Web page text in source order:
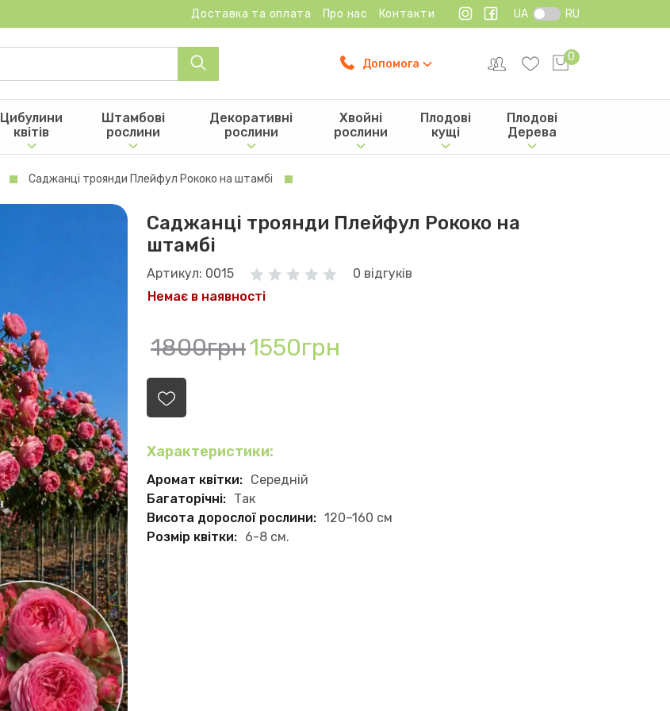
Доставка та оплата Про нас Контакти UA RU
Допомога
0
Цибулини
квітів
Штамбові
рослини
Декоративні
рослини
Хвойні
рослини
Плодові
кущі
Плодові
Дерева
Саджанці троянди Плейфул Рококо на штамбі
Саджанці троянди Плейфул Рококо на
штамбі
Артикул: 0015
0 відгуків
Немає в наявності
1800грн1550грн
Характеристики:
Аромат квітки: Середній
Багаторічні: Так
Висота дорослої рослини: 120–160 см
Розмір квітки: 6-8 см.